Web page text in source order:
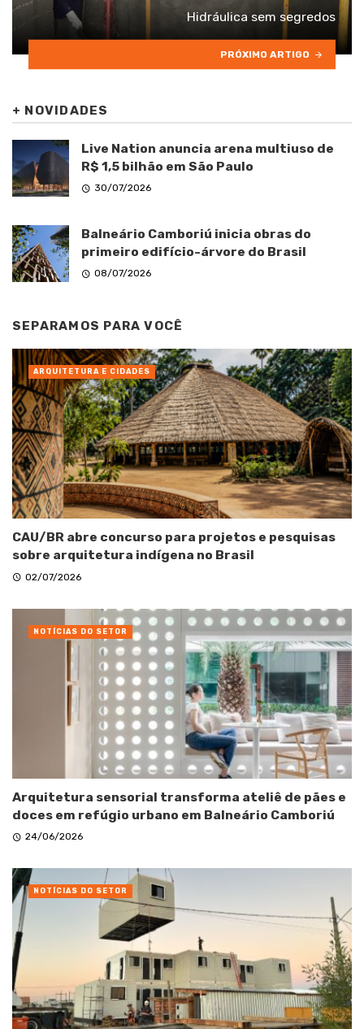
Hidráulica sem segredos
PRÓXIMO ARTIGO
+ NOVIDADES
Live Nation anuncia arena multiuso de
R$ 1,5 bilhão em São Paulo
30/07/2026
Balneário Camboriú inicia obras do
primeiro edifício-árvore do Brasil
08/07/2026
SEPARAMOS PARA VOCÊ
CAU/BR abre concurso para projetos e pesquisas
sobre arquitetura indígena no Brasil
02/07/2026
ARQUITETURA E CIDADES
Arquitetura sensorial transforma ateliê de pães e
doces em refúgio urbano em Balneário Camboriú
24/06/2026
NOTÍCIAS DO SETOR
NOTÍCIAS DO SETOR